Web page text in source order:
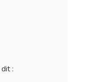
dit :